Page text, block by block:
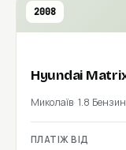
2008
Hyundai
Миколаїв 1.8 Бензин
ПЛАТІЖ ВІД